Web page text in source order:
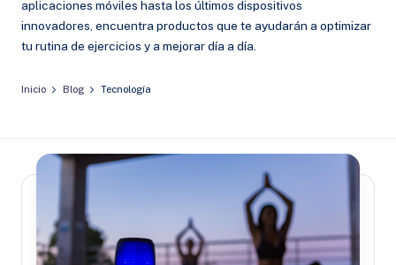
m
a
aplicaciones móviles hasta los últimos dispositivos
innovadores, encuentra productos que te ayudarán a optimizar
tu rutina de ejercicios y a mejorar día a día.
Inicio Blog Tecnología